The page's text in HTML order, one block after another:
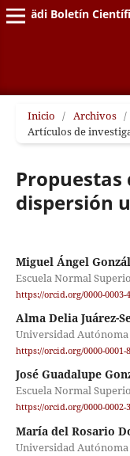
Pädi Boletín
Inicio / Archivos /
Artículos de
Propuestas
dispersión
Miguel Ángel
Escuela Normal
https://orcid.org/0000-0003-
Alma Delia Juárez-
Universidad
https://orcid.org/0000-0001-
José Guadalupe
Escuela Normal
https://orcid.org/0000-0002-
María del Rosario
Universidad